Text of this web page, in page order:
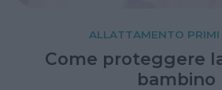
ALLATTAMENTO PRIMI
Come proteggere
bambino